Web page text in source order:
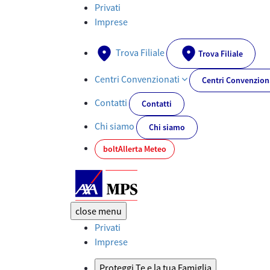
Documenti PRIIPs - AXA-MPS.IT
Privati
Imprese
Trova Filiale Trova Filiale
Centri Convenzionati Centri
Contatti Contatti
Chi siamo
Chi siamo
boltAllerta Meteo
close menu
Privati
Imprese
Proteggi Te e la tua Famiglia